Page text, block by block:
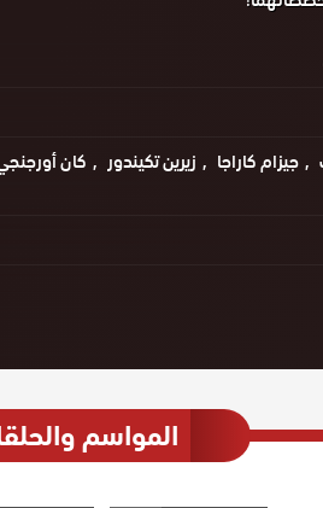
جيزام كاراجا زيرين تكيندور
كان
المواسم